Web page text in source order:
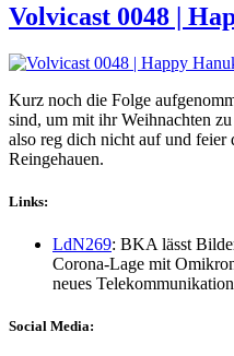
Volvicast 0048 |
Kurz noch die Folge
sind, um mit ihr Weihnachten
also reg dich nicht auf und feier
Reingehauen.
Links:
LdN269: BKA lässt
Corona-Lage mit
neues
Social Media: